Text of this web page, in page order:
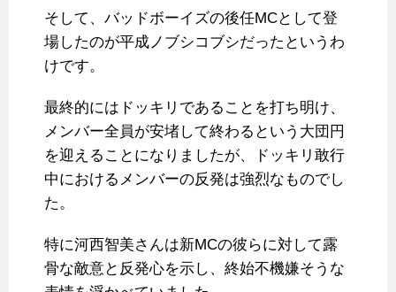
そして、バッドボーイズの後任MCとして登
場したのが平成ノブシコブシだったというわ
けです。
最終的にはドッキリであることを打ち明け、
メンバー全員が安堵して終わるという大団円
を迎えることになりましたが、ドッキリ敢行
中におけるメンバーの反発は強烈なものでし
た。
特に河西智美さんは新MCの彼らに対して露
骨な敵意と反発心を示し、終始不機嫌そうな